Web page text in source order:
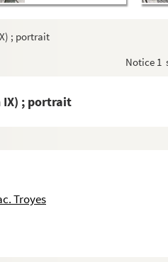
; portrait
Notice 1
IX) ; portrait
Troyes
Louvre (1782)
Troyes, 16 germinal anVI